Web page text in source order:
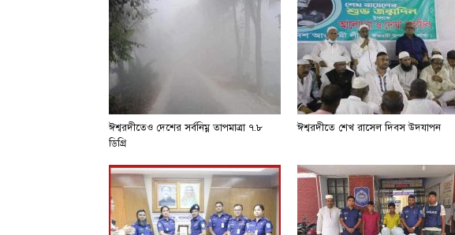
ঈশ্বরদীতেও দেশের সর্বনিম্ন তাপমাত্রা ৭.৮
ডিগ্রি
ঈশ্বরদীতে শেখ রাসেল দিবস উদযাপন